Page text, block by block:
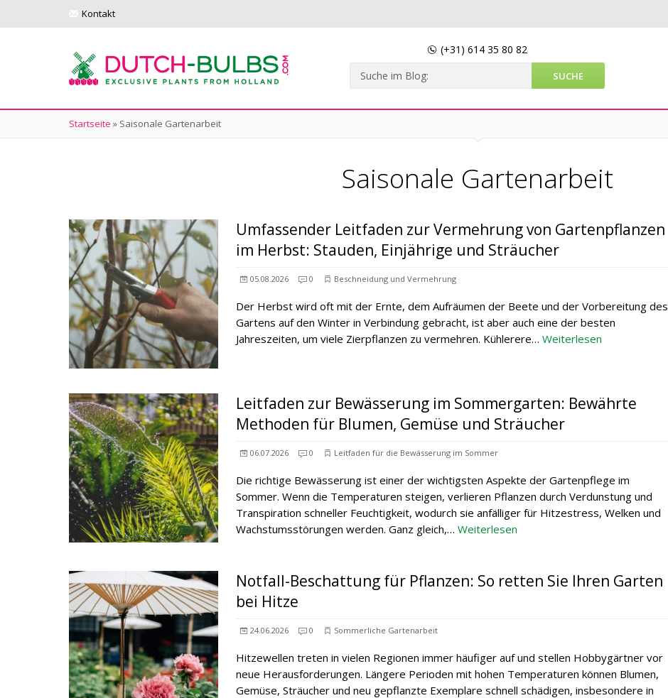
Kontakt
(+31) 614 35 80 82
Startseite » Saisonale Gartenarbeit
Saisonale Gartenarbeit
Umfassender Leitfaden zur Vermehrung von Gartenpflanzen
im Herbst: Stauden, Einjährige und Sträucher
05.08.2026 0 Beschneidung und Vermehrung
Der Herbst wird oft mit der Ernte, dem Aufräumen der Beete und der Vorbereitung des
Gartens auf den Winter in Verbindung gebracht, ist aber auch eine der besten
Jahreszeiten, um viele Zierpflanzen zu vermehren. Kühlerere… Weiterlesen
Leitfaden zur Bewässerung im Sommergarten: Bewährte
Methoden für Blumen, Gemüse und Sträucher
06.07.2026 0 Leitfaden für die Bewässerung im Sommer
Die richtige Bewässerung ist einer der wichtigsten Aspekte der Gartenpflege im
Sommer. Wenn die Temperaturen steigen, verlieren Pflanzen durch Verdunstung und
Transpiration schneller Feuchtigkeit, wodurch sie anfälliger für Hitzestress, Welken und
Wachstumsstörungen werden. Ganz gleich,… Weiterlesen
Notfall-Beschattung für Pflanzen: So retten Sie Ihren Garten
bei Hitze
24.06.2026 0 Sommerliche Gartenarbeit
Hitzewellen treten in vielen Regionen immer häufiger auf und stellen Hobbygärtner vor
neue Herausforderungen. Längere Perioden mit hohen Temperaturen können Blumen,
Gemüse, Sträucher und neu gepflanzte Exemplare schnell schädigen, insbesondere in